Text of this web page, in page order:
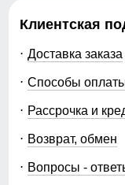
Клиентская
Доставка заказа
Способы
Рассрочка и
Возврат, обмен
Вопросы -